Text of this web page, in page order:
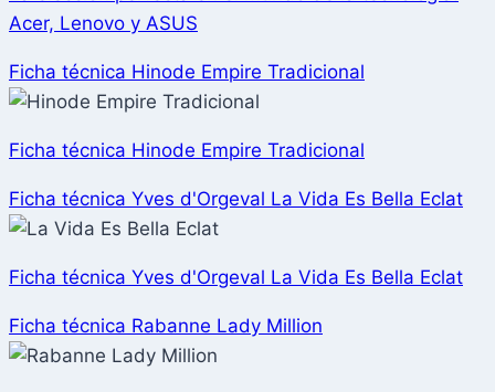
Acer, Lenovo y ASUS
Ficha técnica Hinode Empire Tradicional
Ficha técnica Hinode Empire Tradicional
Ficha técnica Yves d'Orgeval La Vida Es Bella Eclat
Ficha técnica Yves d'Orgeval La Vida Es Bella Eclat
Ficha técnica Rabanne Lady Million